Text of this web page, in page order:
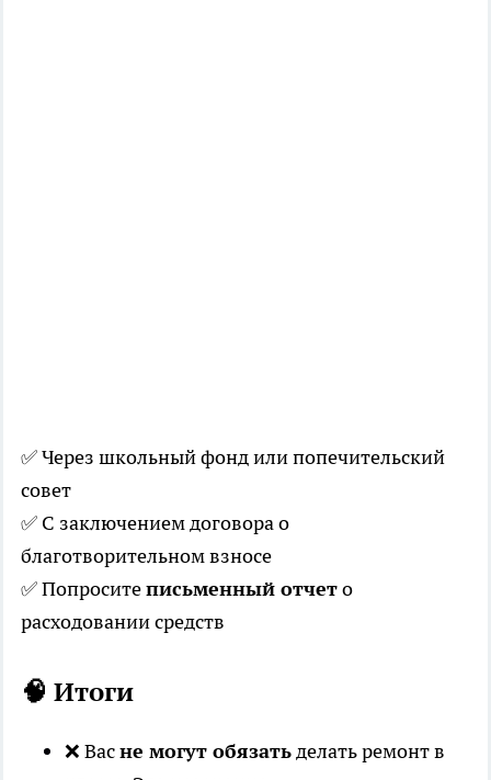
✅ Через школьный фонд или попечительский
совет
✅ С заключением договора о
благотворительном взносе
✅ Попроситеписьменный отчето
расходовании средств
🧠 Итоги
❌ Васне могут обязатьделать ремонт в